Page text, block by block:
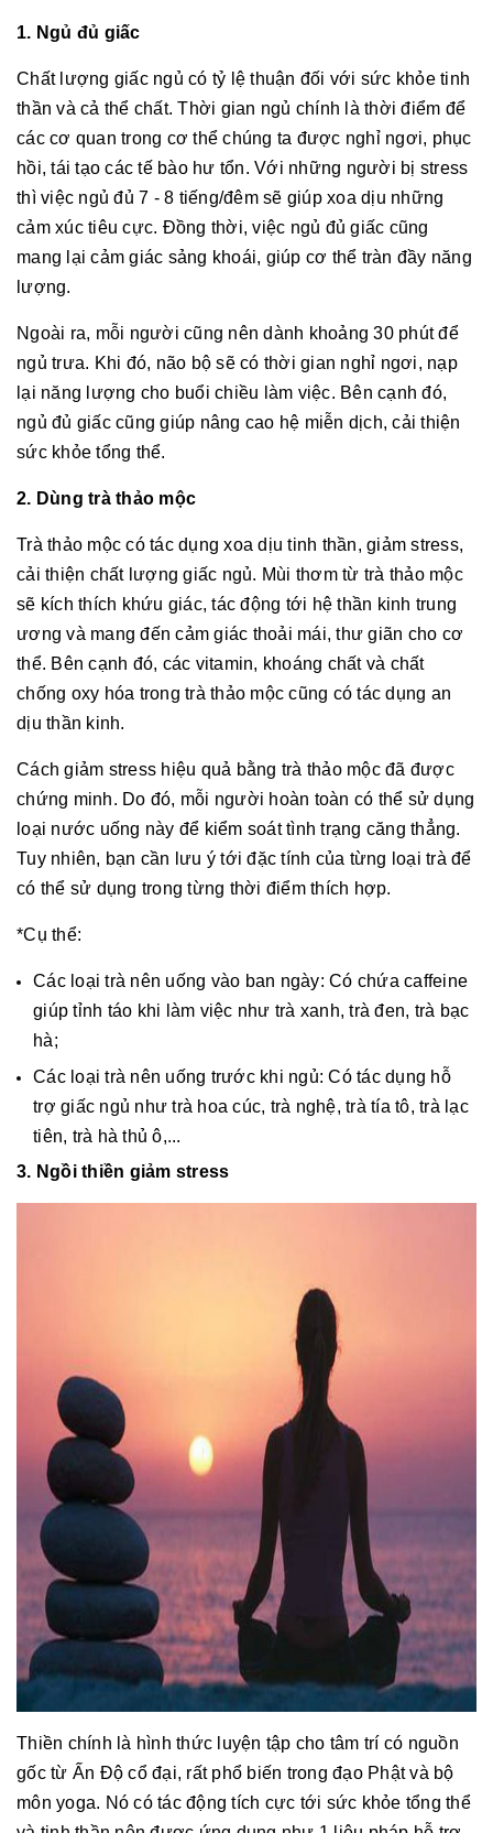
1. Ngủ đủ giấc
Chất lượng giấc ngủ có tỷ lệ thuận đối với sức khỏe tinh
thần và cả thể chất. Thời gian ngủ chính là thời điểm để
các cơ quan trong cơ thể chúng ta được nghỉ ngơi, phục
hồi, tái tạo các tế bào hư tổn. Với những người bị stress
thì việc ngủ đủ 7 - 8 tiếng/đêm sẽ giúp xoa dịu những
cảm xúc tiêu cực. Đồng thời, việc ngủ đủ giấc cũng
mang lại cảm giác sảng khoái, giúp cơ thể tràn đầy năng
lượng.
Ngoài ra, mỗi người cũng nên dành khoảng 30 phút để
ngủ trưa. Khi đó, não bộ sẽ có thời gian nghỉ ngơi, nạp
lại năng lượng cho buổi chiều làm việc. Bên cạnh đó,
ngủ đủ giấc cũng giúp nâng cao hệ miễn dịch, cải thiện
sức khỏe tổng thể.
2. Dùng trà thảo mộc
Trà thảo mộc có tác dụng xoa dịu tinh thần, giảm stress,
cải thiện chất lượng giấc ngủ. Mùi thơm từ trà thảo mộc
sẽ kích thích khứu giác, tác động tới hệ thần kinh trung
ương và mang đến cảm giác thoải mái, thư giãn cho cơ
thể. Bên cạnh đó, các vitamin, khoáng chất và chất
chống oxy hóa trong trà thảo mộc cũng có tác dụng an
dịu thần kinh.
Cách giảm stress hiệu quả bằng trà thảo mộc đã được
chứng minh. Do đó, mỗi người hoàn toàn có thể sử dụng
loại nước uống này để kiểm soát tình trạng căng thẳng.
Tuy nhiên, bạn cần lưu ý tới đặc tính của từng loại trà để
có thể sử dụng trong từng thời điểm thích hợp.
*Cụ thể:
Các loại trà nên uống vào ban ngày: Có chứa caffeine
giúp tỉnh táo khi làm việc như trà xanh, trà đen, trà bạc
hà;
Các loại trà nên uống trước khi ngủ: Có tác dụng hỗ
trợ giấc ngủ như trà hoa cúc, trà nghệ, trà tía tô, trà lạc
tiên, trà hà thủ ô,...
3. Ngồi thiền giảm stress
Thiền chính là hình thức luyện tập cho tâm trí có nguồn
gốc từ Ấn Độ cổ đại, rất phổ biến trong đạo Phật và bộ
môn yoga. Nó có tác động tích cực tới sức khỏe tổng thể